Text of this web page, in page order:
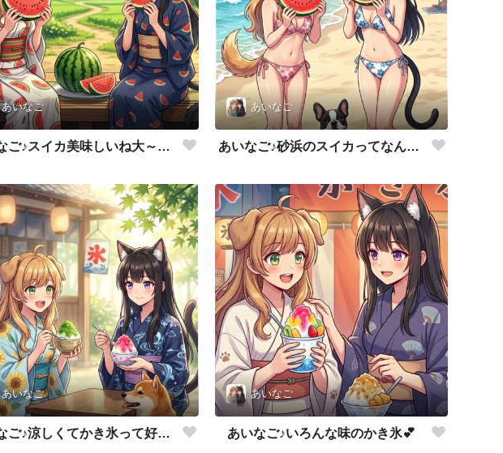
あいなご
あいなご♪スイカ美味しいね大～好き💕
あいなご
あいなご♪砂浜のスイカってなんか美味しい💕
あいなご
あいなご♪涼しくてかき氷って好き💕
あいなご
あいなご♪いろんな味のかき氷💕